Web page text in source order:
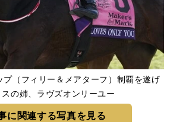
プ（フィリー＆メアターフ）制覇を遂げ
の姉、ラヴズオンリーユー
に関連する写真を見る